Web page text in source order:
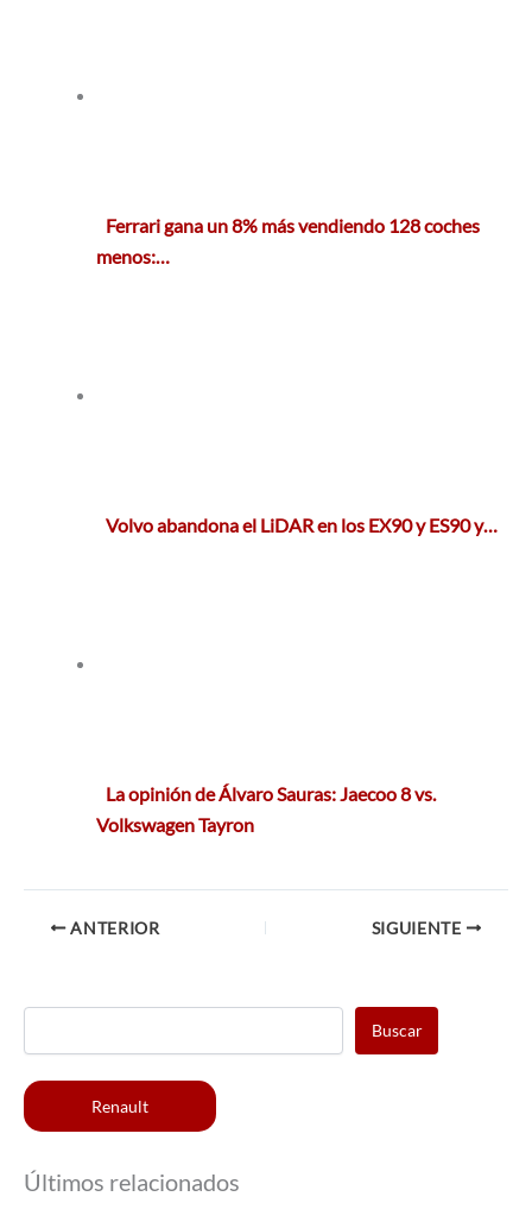
Ferrari gana un 8% más vendiendo 128 coches
menos:…
Volvo abandona el LiDAR en los EX90 y ES90 y…
La opinión de Álvaro Sauras: Jaecoo 8 vs.
Volkswagen Tayron
ANTERIOR SIGUIENTE
Buscar
Renault
Últimos relacionados